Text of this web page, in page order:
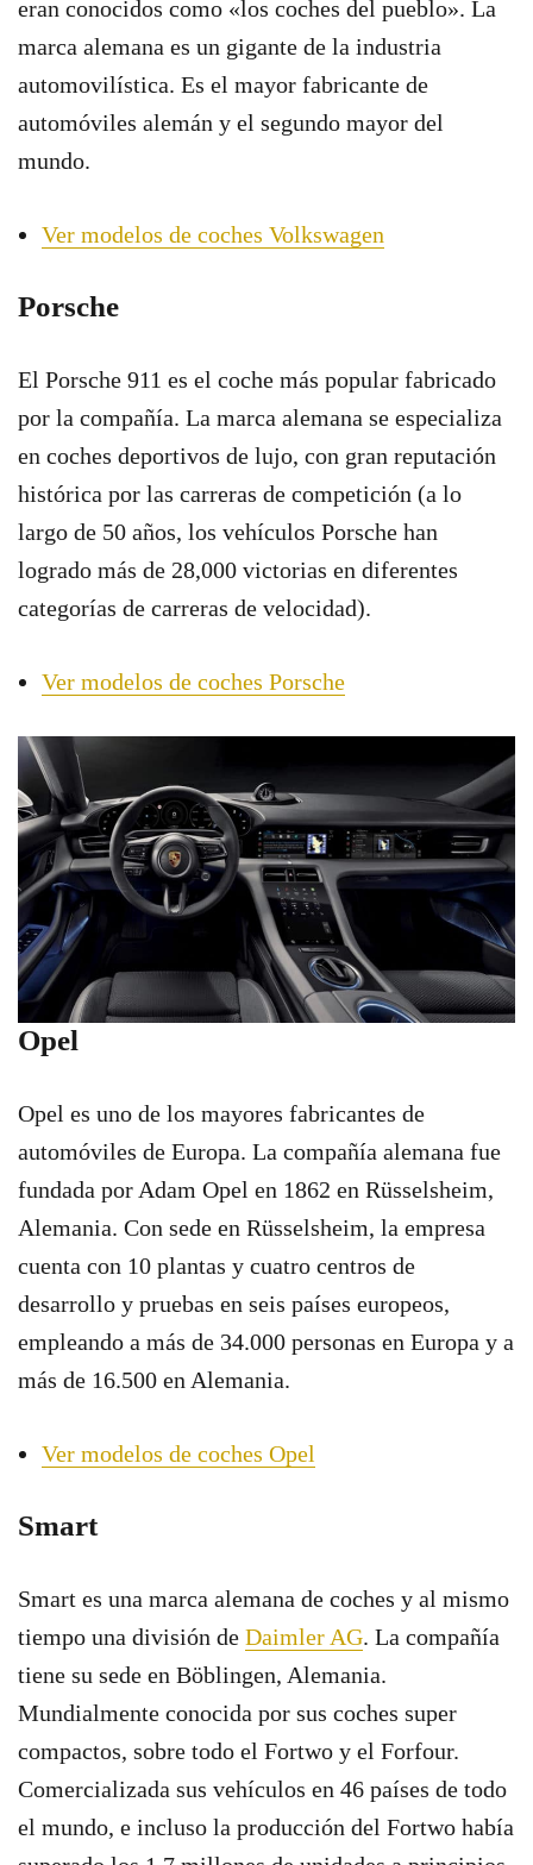
eran conocidos como «los coches del pueblo». La
marca alemana es un gigante de la industria
automovilística. Es el mayor fabricante de
automóviles alemán y el segundo mayor del
mundo.
Ver modelos de coches Volkswagen
Porsche
El Porsche 911 es el coche más popular fabricado
por la compañía. La marca alemana se especializa
en coches deportivos de lujo, con gran reputación
histórica por las carreras de competición (a lo
largo de 50 años, los vehículos Porsche han
logrado más de 28,000 victorias en diferentes
categorías de carreras de velocidad).
Ver modelos de coches Porsche
Opel
Opel es uno de los mayores fabricantes de
automóviles de Europa. La compañía alemana fue
fundada por Adam Opel en 1862 en Rüsselsheim,
Alemania. Con sede en Rüsselsheim, la empresa
cuenta con 10 plantas y cuatro centros de
desarrollo y pruebas en seis países europeos,
empleando a más de 34.000 personas en Europa y a
más de 16.500 en Alemania.
Ver modelos de coches Opel
Smart
Smart es una marca alemana de coches y al mismo
tiempo una división de Daimler AG. La compañía
tiene su sede en Böblingen, Alemania.
Mundialmente conocida por sus coches super
compactos, sobre todo el Fortwo y el Forfour.
Comercializada sus vehículos en 46 países de todo
el mundo, e incluso la producción del Fortwo había